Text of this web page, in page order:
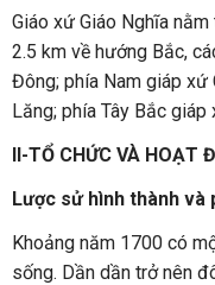
Giáo xứ Giáo Nghĩa
2.5 km về hướng Bắc,
Đông; phía Nam giáp
Lăng; phía Tây Bắc giáp
II-TỔ CHỨC VÀ HOẠT
Lược sử hình thành và
Khoảng năm 1700 có
sống. Dần dần trở nên